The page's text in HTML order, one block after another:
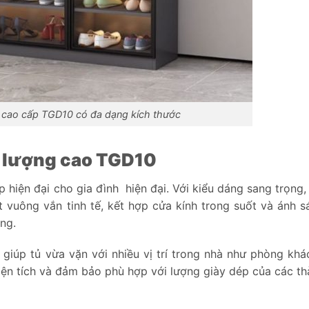
cấp TGD10 có đa dạng kích thước
cao TGD10
hiện đại cho gia đình hiện đại. Với kiểu dáng sang
vắn tinh tế, kết hợp cửa kính trong suốt và ánh
tủ vừa vặn với nhiều vị trí trong nhà như phòng
tích và đảm bảo phù hợp với lượng giày dép của các